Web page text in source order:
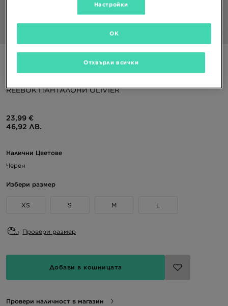
Само в JD
REEBOK ПАНТАЛОНИ OLIVIER
23,99 €
46,92 ЛВ.
Налични Цветове
Черен
Избери размер
XS S M L
Провери размер
Добави в кошницата
Провери наличност в магазин
Настройки
Отхвърли всички
OK